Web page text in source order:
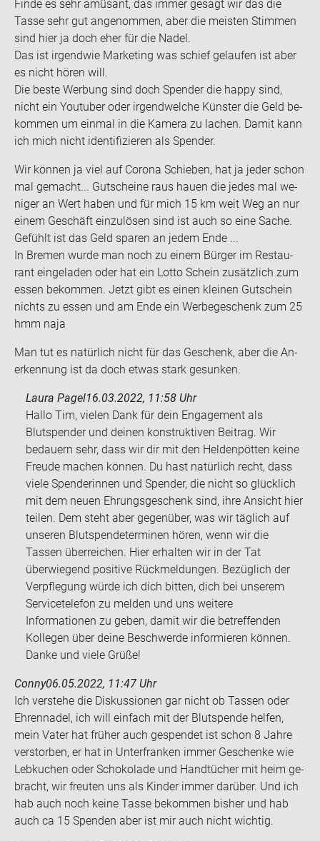
Finde es sehr amü­sant, das immer ge­sagt wir das die
Tasse sehr gut an­ge­nom­men, aber die meis­ten Stim­men
sind hier ja doch eher für die Nadel.
Das ist ir­gend­wie Mar­ke­ting was schief ge­lau­fen ist aber
es nicht hören will.
Die beste Wer­bung sind doch Spen­der die happy sind,
nicht ein You­tuber oder ir­gend­wel­che Küns­ter die Geld be­
kom­men um ein­mal in die Ka­me­ra zu la­chen. Damit kann
ich mich nicht iden­ti­fi­zie­ren als Spen­der.
Wir kön­nen ja viel auf Co­ro­na Schie­ben, hat ja jeder schon
mal ge­macht... Gut­schei­ne raus hauen die jedes mal we­
ni­ger an Wert haben und für mich 15 km weit Weg an nur
einem Ge­schäft ein­zu­lö­sen sind ist auch so eine Sache.
Ge­fühlt ist das Geld spa­ren an jedem Ende ...
In Bre­men wurde man noch zu einem Bür­ger im Re­stau­
rant ein­ge­la­den oder hat ein Lotto Schein zu­sätz­lich zum
essen be­kom­men. Jetzt gibt es einen klei­nen Gut­schein
nichts zu essen und am Ende ein Wer­be­ge­schenk zum 25
hmm naja
Man tut es na­tür­lich nicht für das Ge­schenk, aber die An­
er­ken­nung ist da doch etwas stark ge­sun­ken.
Laura Pagel16.03.2022, 11:58 Uhr
Hallo Tim, vielen Dank für dein Engagement als
Blutspender und deinen konstruktiven Beitrag. Wir
bedauern sehr, dass wir dir mit den Heldenpötten keine
Freude machen können. Du hast natürlich recht, dass
viele Spenderinnen und Spender, die nicht so glücklich
mit dem neuen Ehrungsgeschenk sind, ihre Ansicht hier
teilen. Dem steht aber gegenüber, was wir täglich auf
unseren Blutspendeterminen hören, wenn wir die
Tassen überreichen. Hier erhalten wir in der Tat
überwiegend positive Rückmeldungen. Bezüglich der
Verpflegung würde ich dich bitten, dich bei unserem
Servicetelefon zu melden und uns weitere
Informationen zu geben, damit wir die betreffenden
Kollegen über deine Beschwerde informieren können.
Danke und viele Grüße!
Conny06.05.2022, 11:47 Uhr
Ich ver­ste­he die Dis­kus­sio­nen gar nicht ob Tas­sen oder
Eh­ren­na­del, ich will ein­fach mit der Blut­spen­de hel­fen,
mein Vater hat frü­her auch ge­spen­det ist schon 8 Jahre
ver­stor­ben, er hat in Un­ter­fran­ken immer Ge­schen­ke wie
Leb­ku­chen oder Scho­ko­la­de und Hand­tü­cher mit heim ge­
bracht, wir freu­ten uns als Kin­der immer dar­über. Und ich
hab auch noch keine Tasse be­kom­men bis­her und hab
auch ca 15 Spen­den aber ist mir auch nicht wich­tig.